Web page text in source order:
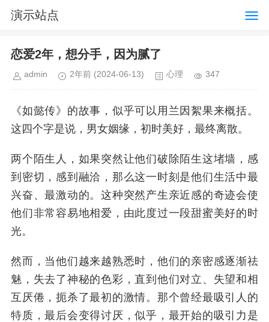
演示站点
恋爱2年，想分手，因为腻了
admin 2年前 (2024-06-13) 心理 347
《如懿传》的故事，似乎可以用兰因絮果来概括。
这四个字是说，男女姻缘，初时美好，最终离散。
两个陌生人，如果突然让他们破除陌生这堵墙，感
到密切，感到融洽，那么这一时刻是他们生活中最
兴奋、最激动的。这种突然产生亲近感的奇迹会使
他们非常容易地相爱，由此度过一段甜蜜美好的时
光。
然而，当他们越来越熟悉时，他们的亲密感逐渐祛
魅，失去了神秘的色彩，直到他们对立、失望和相
互厌倦，扼杀了最初的激情。那个曾经最吸引人的
特质，最后会变得讨厌，似乎，最开始的吸引力是